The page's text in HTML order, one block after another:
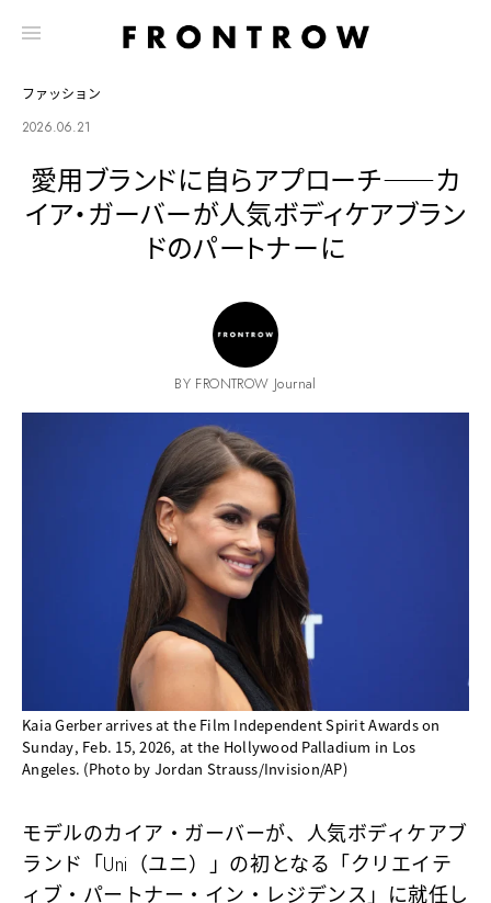
ファッション
2026.06.21
愛用ブランドに自らアプローチ——カ
イア・ガーバーが人気ボディケアブラン
ドのパートナーに
BY FRONTROW Journal
Kaia Gerber arrives at the Film Independent Spirit Awards on
Sunday, Feb. 15, 2026, at the Hollywood Palladium in Los
Angeles. (Photo by Jordan Strauss/Invision/AP)
モデルのカイア・ガーバーが、人気ボディケアブ
ランド「Uni（ユニ）」の初となる「クリエイテ
ィブ・パートナー・イン・レジデンス」に就任し